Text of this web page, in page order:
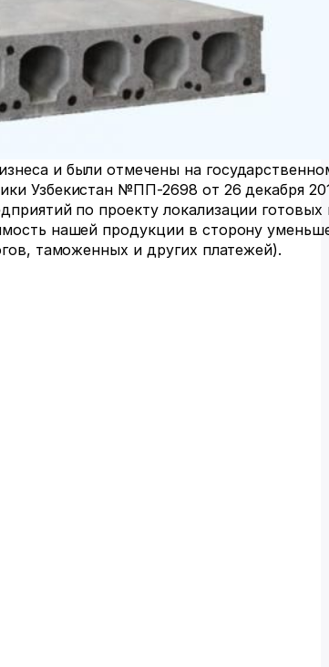
и были отмечены на
Узбекистан №ПП-2698 от 26 декабря
по проекту локализации готовых
нашей продукции в сторону
таможенных и других платежей).